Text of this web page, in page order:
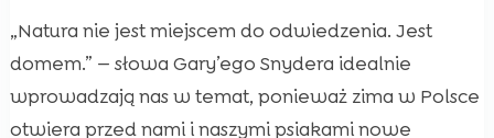
„Natura nie jest miejscem do odwiedzenia. Jest
domem.” — słowa Gary’ego Snydera idealnie
wprowadzają nas w temat, ponieważ zima w Polsce
otwiera przed nami i naszymi psiakami nowe